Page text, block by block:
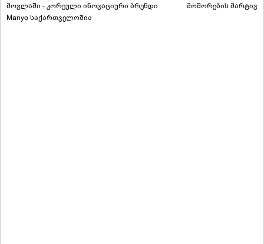
მოვლაში - კორეული ინოვაციური ბრენდი
Manyo საქართველოშია
მოშორების